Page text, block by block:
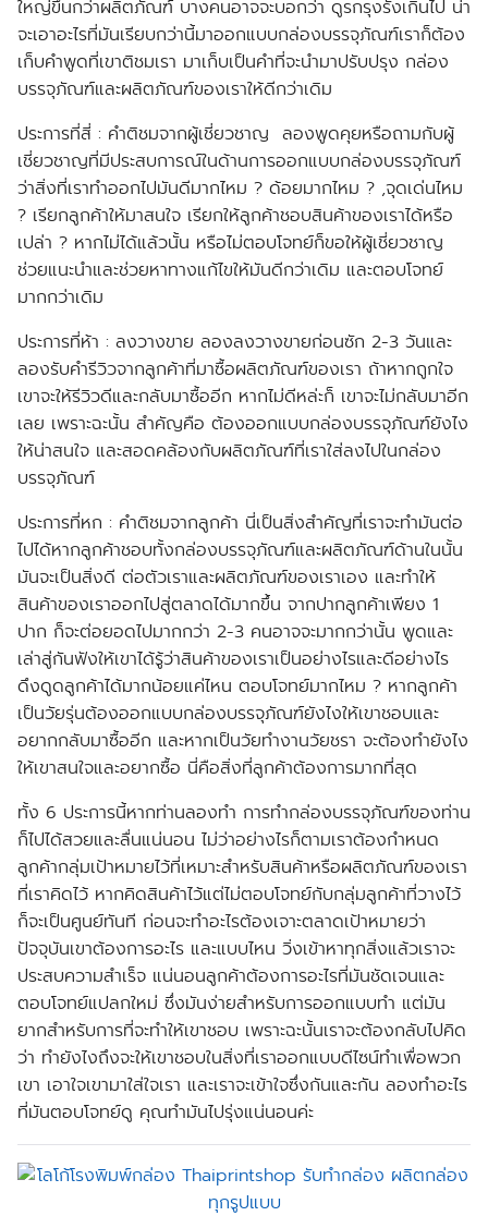
ใหญ่ขึ้นกว่าผลิตภัณฑ์ บางคนอาจจะบอกว่า ดูรกรุงรังเกินไป น่า
จะเอาอะไรที่มันเรียบกว่านี้มาออกแบบกล่องบรรจุภัณฑ์เราก็ต้อง
เก็บคำพูดที่เขาติชมเรา มาเก็บเป็นคำที่จะนำมาปรับปรุง กล่อง
บรรจุภัณฑ์และผลิตภัณฑ์ของเราให้ดีกว่าเดิม
ประการที่สี่ : คำติชมจากผู้เชี่ยวชาญ ลองพูดคุยหรือถามกับผู้
เชี่ยวชาญที่มีประสบการณ์ในด้านการออกแบบกล่องบรรจุภัณฑ์
ว่าสิ่งที่เราทำออกไปมันดีมากไหม ? ด้อยมากไหม ? ,จุดเด่นไหม
? เรียกลูกค้าให้มาสนใจ เรียกให้ลูกค้าชอบสินค้าของเราได้หรือ
เปล่า ? หากไม่ได้แล้วนั้น หรือไม่ตอบโจทย์ก็ขอให้ผู้เชี่ยวชาญ
ช่วยแนะนำและช่วยหาทางแก้ไขให้มันดีกว่าเดิม และตอบโจทย์
มากกว่าเดิม
ประการที่ห้า : ลงวางขาย ลองลงวางขายก่อนซัก 2-3 วันและ
ลองรับคำรีวิวจากลูกค้าที่มาซื้อผลิตภัณฑ์ของเรา ถ้าหากถูกใจ
เขาจะให้รีวิวดีและกลับมาซื้ออีก หากไม่ดีหล่ะก็ เขาจะไม่กลับมาอีก
เลย เพราะฉะนั้น สำคัญคือ ต้องออกแบบกล่องบรรจุภัณฑ์ยังไง
ให้น่าสนใจ และสอดคล้องกับผลิตภัณฑ์ที่เราใส่ลงไปในกล่อง
บรรจุภัณฑ์
ประการที่หก : คำติชมจากลูกค้า นี่เป็นสิ่งสำคัญที่เราจะทำมันต่อ
ไปได้หากลูกค้าชอบทั้งกล่องบรรจุภัณฑ์และผลิตภัณฑ์ด้านในนั้น
มันจะเป็นสิ่งดี ต่อตัวเราและผลิตภัณฑ์ของเราเอง และทำให้
สินค้าของเราออกไปสู่ตลาดได้มากขึ้น จากปากลูกค้าเพียง 1
ปาก ก็จะต่อยอดไปมากกว่า 2-3 คนอาจจะมากกว่านั้น พูดและ
เล่าสู่กันฟังให้เขาได้รู้ว่าสินค้าของเราเป็นอย่างไรและดีอย่างไร
ดึงดูดลูกค้าได้มากน้อยแค่ไหน ตอบโจทย์มากไหม ? หากลูกค้า
เป็นวัยรุ่นต้องออกแบบกล่องบรรจุภัณฑ์ยังไงให้เขาชอบและ
อยากกลับมาซื้ออีก และหากเป็นวัยทำงานวัยชรา จะต้องทำยังไง
ให้เขาสนใจและอยากซื้อ นี่คือสิ่งที่ลูกค้าต้องการมากที่สุด
ทั้ง 6 ประการนี้หากท่านลองทำ การทำกล่องบรรจุภัณฑ์ของท่าน
ก็ไปได้สวยและลื่นแน่นอน ไม่ว่าอย่างไรก็ตามเราต้องกำหนด
ลูกค้ากลุ่มเป้าหมายไว้ที่เหมาะสำหรับสินค้าหรือผลิตภัณฑ์ของเรา
ที่เราคิดไว้ หากคิดสินค้าไว้แต่ไม่ตอบโจทย์กับกลุ่มลูกค้าที่วางไว้
ก็จะเป็นศูนย์ทันที ก่อนจะทำอะไรต้องเจาะตลาดเป้าหมายว่า
ปัจจุบันเขาต้องการอะไร และแบบไหน วิ่งเข้าหาทุกสิ่งแล้วเราจะ
ประสบความสำเร็จ แน่นอนลูกค้าต้องการอะไรที่มันชัดเจนและ
ตอบโจทย์แปลกใหม่ ซึ่งมันง่ายสำหรับการออกแบบทำ แต่มัน
ยากสำหรับการที่จะทำให้เขาชอบ เพราะฉะนั้นเราจะต้องกลับไปคิด
ว่า ทำยังไงถึงจะให้เขาชอบในสิ่งที่เราออกแบบดีไซน์ทำเพื่อพวก
เขา เอาใจเขามาใส่ใจเรา และเราจะเข้าใจซึ่งกันและกัน ลองทำอะไร
ที่มันตอบโจทย์ดู คุณทำมันไปรุ่งแน่นอนค่ะ